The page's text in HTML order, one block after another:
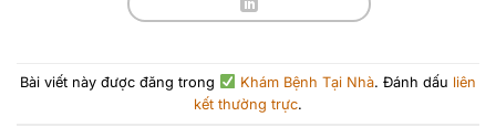
Bài viết này được đăng trong Khám Bệnh Tại Nhà. Đánh dấu liên
kết thường trực.